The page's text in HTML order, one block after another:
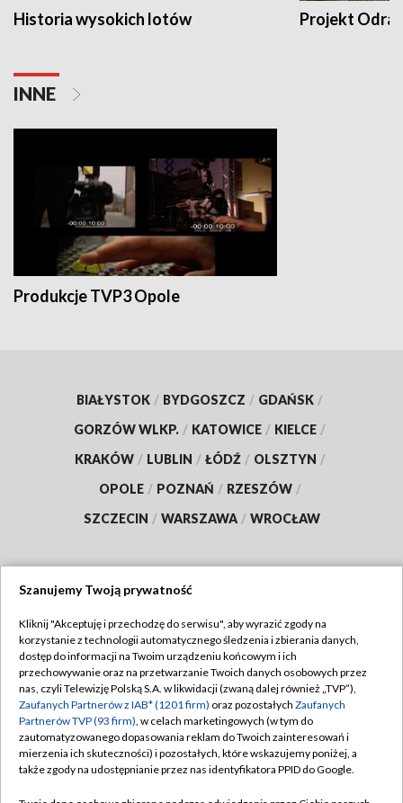
Historia wysokich lotów Projekt Odra
INNE
Produkcje TVP3 Opole
BIAŁYSTOK / BYDGOSZCZ / GDAŃSK /
GORZÓW WLKP. / KATOWICE / KIELCE /
KRAKÓW / LUBLIN / ŁÓDŹ / OLSZTYN /
OPOLE / POZNAŃ / RZESZÓW /
SZCZECIN / WARSZAWA / WROCŁAW
TVP
Abonament TVP
Emisja w TVP
Centrum informacji TVP
Naziemna Telewizja Cyfrowa
Regulamin TVP
Polityka prywatności
Moje zgody
Pomoc
Szanujemy Twoją prywatność
Kliknij "Akceptuję i przechodzę do serwisu", aby wyrazić zgody na
korzystanie z technologii automatycznego śledzenia i zbierania danych,
dostęp do informacji na Twoim urządzeniu końcowym i ich
przechowywanie oraz na przetwarzanie Twoich danych osobowych przez
nas, czyli Telewizję Polską S.A. w likwidacji (zwaną dalej również „TVP”),
Zaufanych Partnerów z IAB* (1201 firm) oraz pozostałych Zaufanych
Partnerów TVP (93 firm), w celach marketingowych (w tym do
zautomatyzowanego dopasowania reklam do Twoich zainteresowań i
mierzenia ich skuteczności) i pozostałych, które wskazujemy poniżej, a
także zgody na udostępnianie przez nas identyfikatora PPID do Google.